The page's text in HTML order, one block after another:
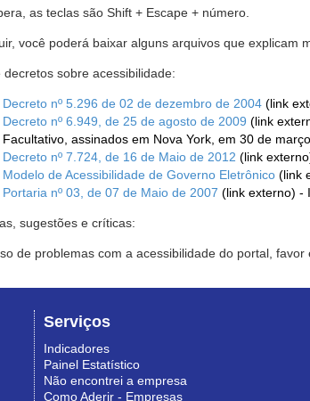
as teclas são Shift + Escape + número.
você poderá baixar alguns arquivos que explicam
decretos sobre acessibilidade:
Decreto nº 5.296 de 02 de dezembro de 2004 (link
Decreto nº 6.949, de 25 de agosto de 2009 (link
Facultativo, assinados em Nova York, em 30 de
Decreto nº 7.724, de 16 de Maio de 2012 (link
Modelo de Acessibilidade de Governo Eletrônico (link
Portaria nº 03, de 07 de Maio de 2007 (link externo) -
sugestões e críticas:
de problemas com a acessibilidade do portal,
Serviços
Indicadores
Painel Estatístico
Não encontrei a empresa
Como Aderir - Empresas